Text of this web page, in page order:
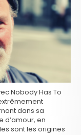
Nobody Has To
dans sa
d’amour, en
sont les origines